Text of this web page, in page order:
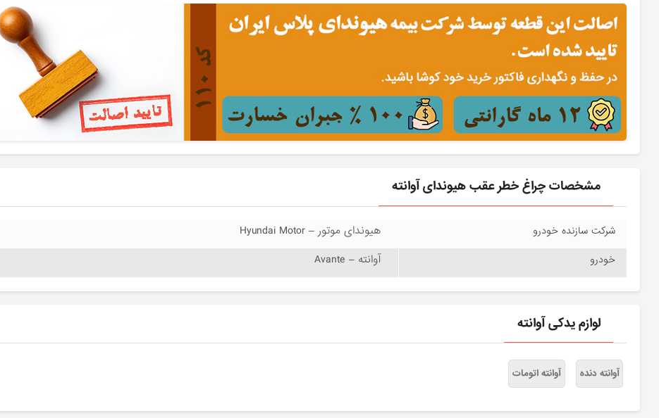
مشخصات چراغ خطر عقب هیوندای آوانته
شرکت سازنده خودرو هیوندای موتور – Hyundai Motor
خودرو آوانته – Avante
لوازم یدکی آوانته
آوانته دنده آوانته اتومات